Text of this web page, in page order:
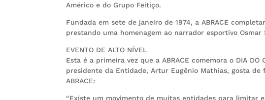
Américo e do Grupo Feitiço.
Fundada em sete de janeiro de 1974, a ABRACE
prestando uma homenagem ao narrador esportivo Osmar
EVENTO DE ALTO NÍVEL
Esta é a primeira vez que a ABRACE comemora o DIA DO
presidente da Entidade, Artur Eugênio Mathias, gosta
ABRACE:
“Existe um movimento de muitas entidades para limitar